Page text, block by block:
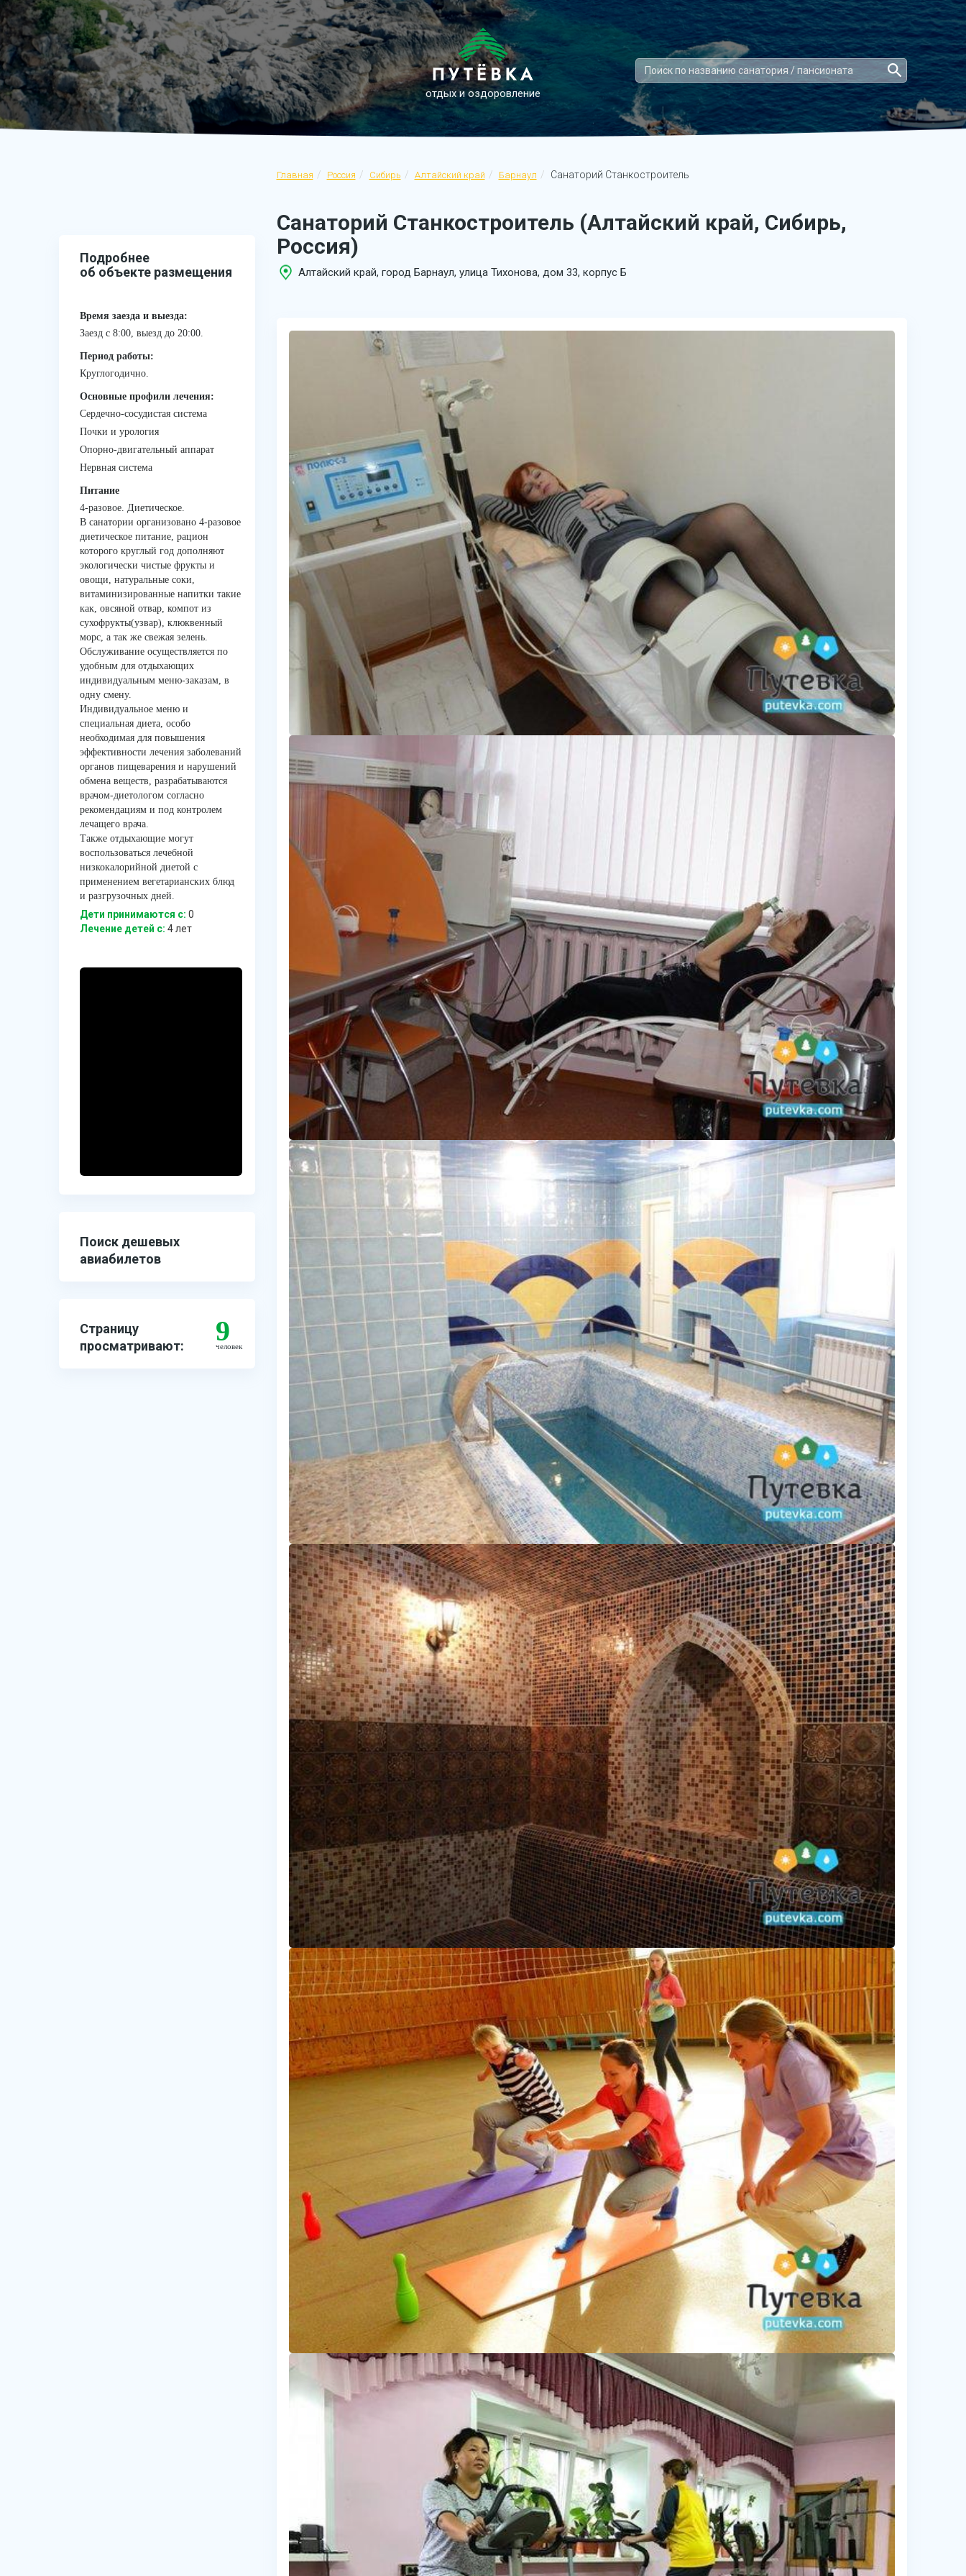
отдых и оздоровление
Главная Россия Сибирь Алтайский край Барнаул Санаторий Станкостроитель
Санаторий Станкостроитель (Алтайский край, Сибирь,
Россия)
Алтайский край, город Барнаул, улица Тихонова, дом 33, корпус Б
Подробнее
об объекте размещения
Время заезда и выезда:
Заезд с 8:00, выезд до 20:00.
Период работы:
Круглогодично.
Основные профили лечения:
Сердечно-сосудистая система
Почки и урология
Опорно-двигательный аппарат
Нервная система
Питание
4-разовое. Диетическое.
В санатории организовано 4-разовое
диетическое питание, рацион
которого круглый год дополняют
экологически чистые фрукты и
овощи, натуральные соки,
витаминизированные напитки такие
как, овсяной отвар, компот из
сухофрукты(узвар), клюквенный
морс, а так же свежая зелень.
Обслуживание осуществляется по
удобным для отдыхающих
индивидуальным меню-заказам, в
одну смену.
Индивидуальное меню и
специальная диета, особо
необходимая для повышения
эффективности лечения заболеваний
органов пищеварения и нарушений
обмена веществ, разрабатываются
врачом-диетологом согласно
рекомендациям и под контролем
лечащего врача.
Также отдыхающие могут
воспользоваться лечебной
низкокалорийной диетой с
применением вегетарианских блюд
и разгрузочных дней.
Дети принимаются с: 0
Лечение детей c: 4 лет
Поиск дешевых
авиабилетов
Страницу
просматривают:
9
человек